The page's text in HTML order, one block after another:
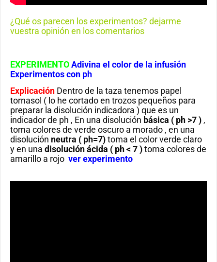
¿Qué os parecen los experimentos? dejarme
vuestra opinión en los comentarios
EXPERIMENTOAdivina el color de la infusión
Experimentos con ph
Explicación Dentro de la taza tenemos papel
tornasol ( lo he cortado en trozos pequeños para
preparar la disolución indicadora ) que es un
indicador de ph , En una disolución básica ( ph >7 ) ,
toma colores de verde oscuro a morado , en una
disolución neutra ( ph=7)toma el color verde claro
y en una disolución ácida ( ph < 7 )toma colores de
amarillo a rojo ver experimento